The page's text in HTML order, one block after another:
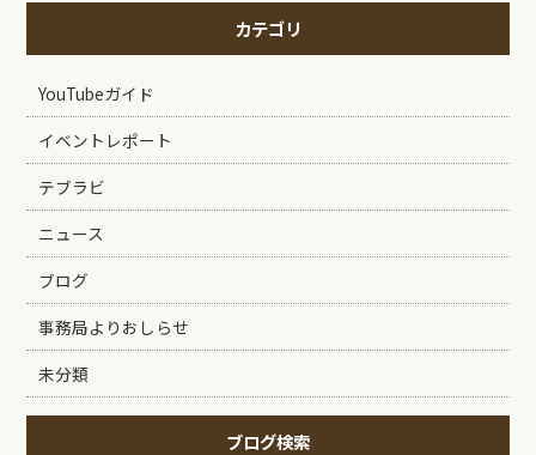
カテゴリ
YouTubeガイド
イベントレポート
テブラビ
ニュース
ブログ
事務局よりおしらせ
未分類
ブログ検索